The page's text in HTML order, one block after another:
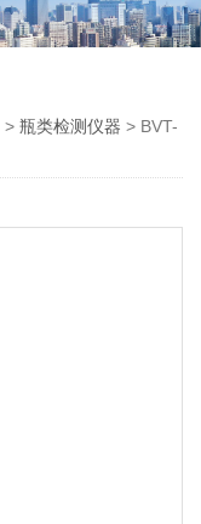
>瓶类检测仪器 > BVT-